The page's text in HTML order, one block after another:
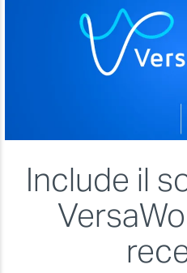
Include il